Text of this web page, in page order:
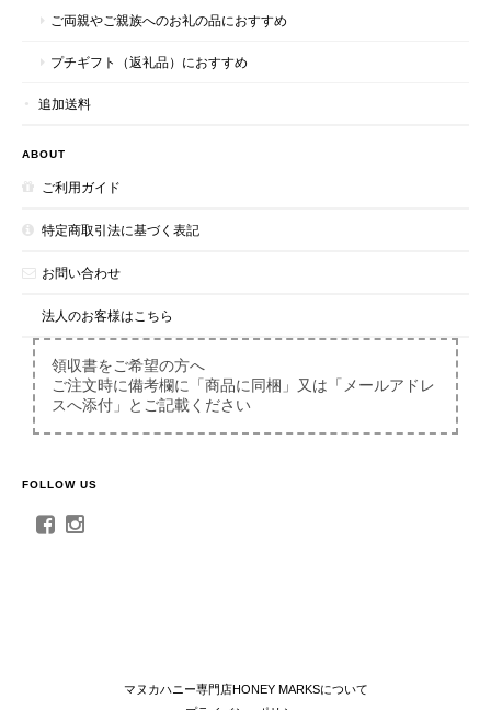
ご両親やご親族へのお礼の品におすすめ
プチギフト（返礼品）におすすめ
追加送料
ABOUT
ご利用ガイド
特定商取引法に基づく表記
お問い合わせ
法人のお客様はこちら
領収書をご希望の方へ
ご注文時に備考欄に「商品に同梱」又は「メールアドレ
スへ添付」とご記載ください
FOLLOW US
マヌカハニー専門店HONEY MARKSについて